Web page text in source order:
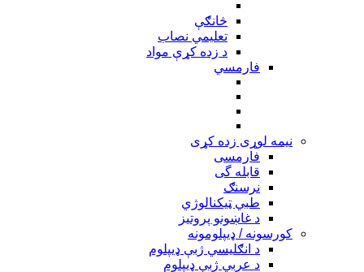
څانګې
تعلیمي نصاب
د زده کړې مواد
فارمسي
نیمه لوړی زده کړی
فارمسی
قابله گی
نرسنګ
طبي ټیکنالوژي
د غاښونو پروتیز
کورسونه / ډیپلومونه
د انګلیسي ژبې ډیپلوم
د عربي ژبې ډیپلوم